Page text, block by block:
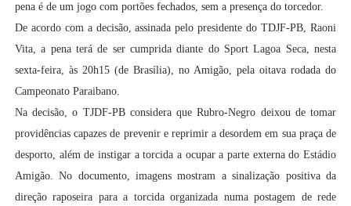
pena é de um jogo com portões fechados, sem a presença do torcedor.
De acordo com a decisão, assinada pelo presidente do TDJF-PB, Raoni
Vita, a pena terá de ser cumprida diante do Sport Lagoa Seca, nesta
sexta-feira, às 20h15 (de Brasília), no Amigão, pela oitava rodada do
Campeonato Paraibano.
Na decisão, o TJDF-PB considera que Rubro-Negro deixou de tomar
providências capazes de prevenir e reprimir a desordem em sua praça de
desporto, além de instigar a torcida a ocupar a parte externa do Estádio
Amigão. No documento, imagens mostram a sinalização positiva da
direção raposeira para a torcida organizada numa postagem de rede